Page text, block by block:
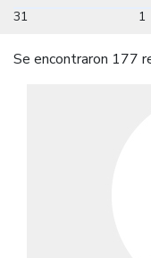
31
1
Se encontraron 177